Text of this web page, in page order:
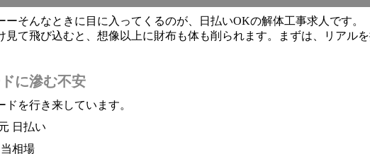
そんなときに目に入ってくるのが、日払いOKの解体工事求人です。
て飛び込むと、想像以上に財布も体も削られます。まずは、リアル
に滲む不安
を行き来しています。
日払い
相場